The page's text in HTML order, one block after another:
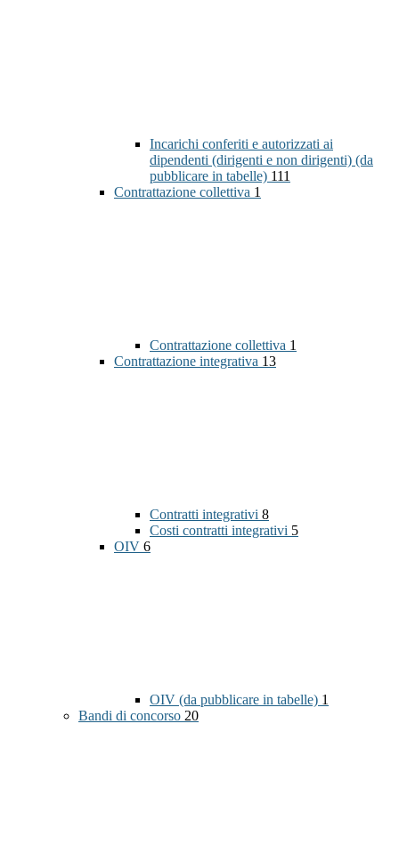
Incarichi conferiti e autorizzati ai
dipendenti (dirigenti e non dirigenti) (da
pubblicare in tabelle) 111
Contrattazione collettiva 1
Contrattazione collettiva 1
Contrattazione integrativa 13
Contratti integrativi 8
Costi contratti integrativi 5
OIV 6
OIV (da pubblicare in tabelle) 1
Bandi di concorso 20